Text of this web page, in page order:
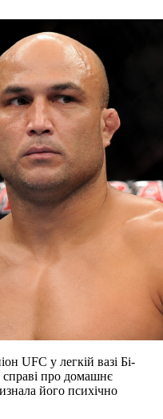
UFC у легкій вазі Бі-
про домашнє
його психічно